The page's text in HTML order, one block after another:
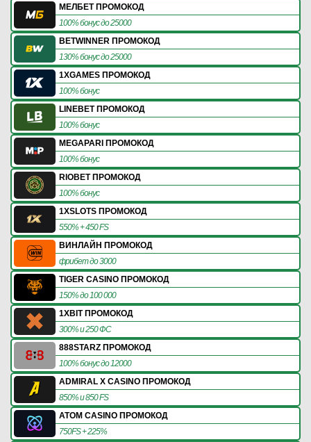
МЕЛБЕТ ПРОМОКОД
100% бонус до 25000
BETWINNER ПРОМОКОД
130% бонус до 25000
1XGAMES ПРОМОКОД
100% бонус
LINEBET ПРОМОКОД
100% бонус
MEGAPARI ПРОМОКОД
100% бонус
RIOBET ПРОМОКОД
100% бонус
1XSLOTS ПРОМОКОД
550% + 450 FS
ВИНЛАЙН ПРОМОКОД
фрибет до 3000
TIGER CASINO ПРОМОКОД
150% до 100 000
1XBIT ПРОМОКОД
300% и 250 ФС
888STARZ ПРОМОКОД
100% бонус до 12000
ADMIRAL X CASINO ПРОМОКОД
850% и 850 FS
ATOM CASINO ПРОМОКОД
750FS + 225%